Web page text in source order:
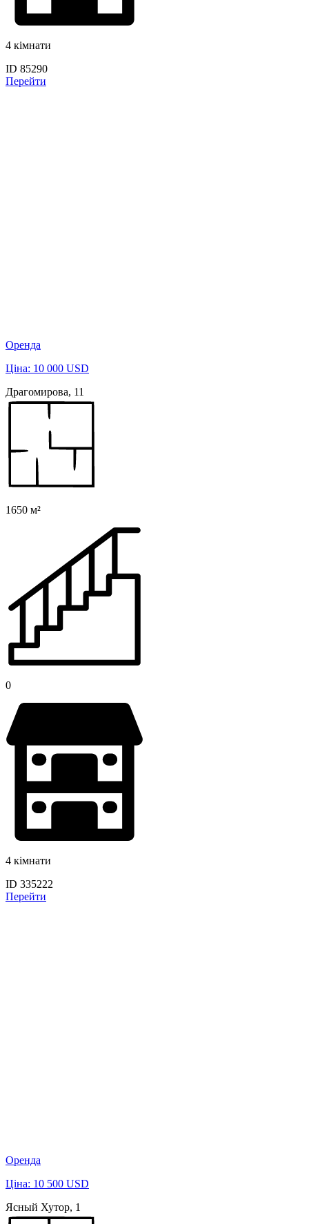
4 кімнати
ID 85290
Перейти
Оренда
Ціна: 10 000 USD
Драгомирова, 11
1650 м²
0
4 кімнати
ID 335222
Перейти
Оренда
Ціна: 10 500 USD
Ясный Хутор, 1